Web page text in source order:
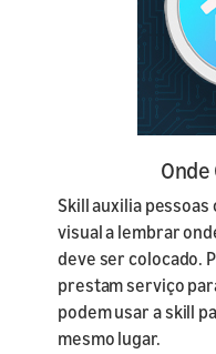
Onde
Skill auxilia
visual a lembrar
deve ser colocado.
prestam serviço
podem usar a skill
mesmo lugar.